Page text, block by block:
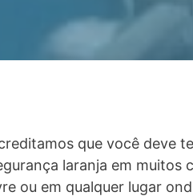
que você deve
laranja em muitos
ou em qualquer lugar